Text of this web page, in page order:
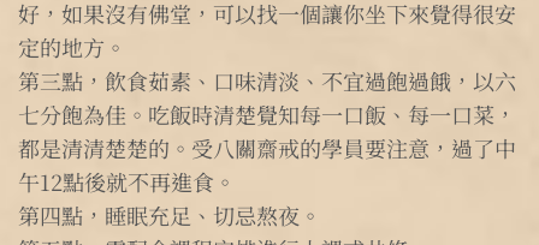
好，如果沒有佛堂，可以找一個讓你坐下來覺得很安
定的地方。
第三點，飲食茹素、口味清淡、不宜過飽過餓，以六
七分飽為佳。吃飯時清楚覺知每一口飯、每一口菜，
都是清清楚楚的。受八關齋戒的學員要注意，過了中
午12點後就不再進食。
第四點，睡眠充足、切忌熬夜。